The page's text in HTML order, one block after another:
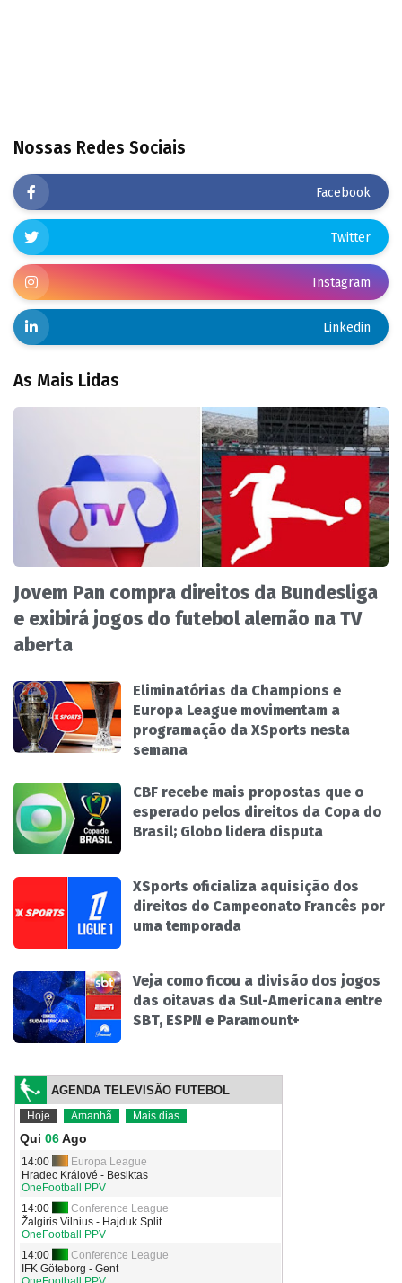
Nossas Redes Sociais
Facebook
Twitter
Instagram
Linkedin
As Mais Lidas
Jovem Pan compra direitos da Bundesliga
e exibirá jogos do futebol alemão na TV
aberta
Eliminatórias da Champions e
Europa League movimentam a
programação da XSports nesta
semana
CBF recebe mais propostas que o
esperado pelos direitos da Copa do
Brasil; Globo lidera disputa
XSports oficializa aquisição dos
direitos do Campeonato Francês por
uma temporada
Veja como ficou a divisão dos jogos
das oitavas da Sul-Americana entre
SBT, ESPN e Paramount+